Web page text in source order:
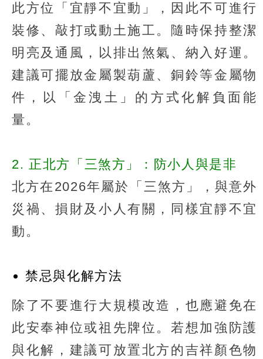
此方位「宜靜不宜動」，因此不可進行
裝修、敲打或動土施工。隨時保持整潔
明亮及通風，以排出煞氣、納入好運。
建議可擺放金屬製葫蘆、銅鈴等金屬物
件，以「金洩土」的方式化解負面能
量。
2. 正北方「三煞方」：防小人與是非
北方在2026年屬於「三煞方」，與意外
災禍、損財及小人有關，同樣宜靜不宜
動。
禁忌與化解方法
除了不要進行大規模改造，也應避免在
此安奉神位或祖先牌位。若想加強防護
與化解，建議可放置北方的吉祥顏色物